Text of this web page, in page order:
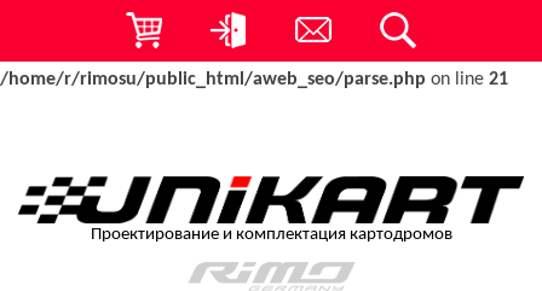
: array_combine(): Both parameters should have an equal
/home/r/rimosu/public_html/aweb_seo/parse.php on line 21
Проектирование и комплектация картодромов